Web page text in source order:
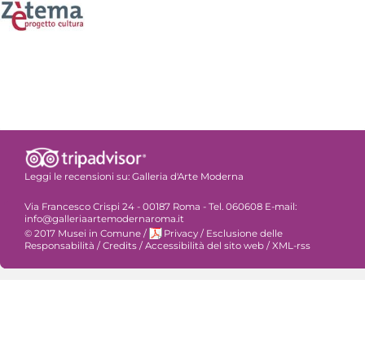
Leggi le recensioni su: Galleria d'Arte Moderna
Via Francesco Crispi 24 - 00187 Roma - Tel. 060608 E-mail:
info@galleriaartemodernaroma.it
© 2017 Musei in Comune / Privacy / Esclusione delle
Responsabilità / Credits / Accessibilità del sito web / XML-rss